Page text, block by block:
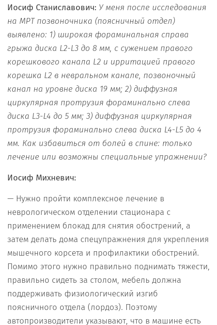
Иосиф Станиславович: У меня после исследования
на МРТ позвоночника (поясничный отдел)
выявлено: 1) широкая фораминальная справа
грыжа диска L2-L3 до 8 мм, с сужением правого
корешкового канала L2 и ирритацией правого
корешка L2 в невральном канале, позвоночный
канал на уровне диска 19 мм; 2) диффузная
циркулярная протрузия фораминально слева
диска L3-L4 до 5 мм; 3) диффузная циркулярная
протрузия фораминально слева диска L4-L5 до 4
мм. Как избавиться от болей в спине: только
лечение или возможны специальные упражнении?
Иосиф Михневич:
— Нужно пройти комплексное лечение в
неврологическом отделении стационара с
применением блокад для снятия обострений, а
затем делать дома спецупражнения для укрепления
мышечного корсета и профилактики обострений.
Помимо этого нужно правильно поднимать тяжести,
правильно сидеть за столом, мебель должна
поддерживать физиологический изгиб
поясничного отдела (лордоз). Поэтому
автопроизводители указывают, что в машине есть